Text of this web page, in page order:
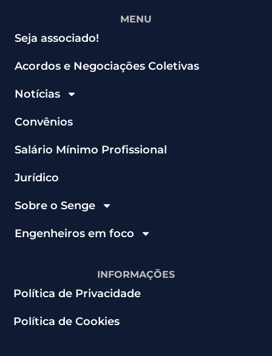
MENU
Seja associado!
Acordos e Negociações Coletivas
Notícias
Convênios
Salário Mínimo Profissional
Jurídico
Sobre o Senge
Engenheiros em foco
INFORMAÇÕES
Política de Privacidade
Política de Cookies